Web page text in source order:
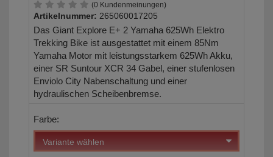
(0 Kundenmeinungen)
Artikelnummer: 265060017205
Das Giant Explore E+ 2 Yamaha 625Wh Elektro
Trekking Bike ist ausgestattet mit einem 85Nm
Yamaha Motor mit leistungsstarkem 625Wh Akku,
einer SR Suntour XCR 34 Gabel, einer stufenlosen
Enviolo City Nabenschaltung und einer
hydraulischen Scheibenbremse.
Farbe: